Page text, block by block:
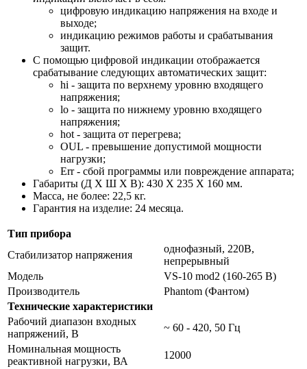
цифровую индикацию напряжения на входе и
выходе;
индикацию режимов работы и срабатывания
защит.
С помощью цифровой индикации отображается
срабатывание следующих автоматических защит:
hi - защита по верхнему уровню входящего
напряжения;
lo - защита по нижнему уровню входящего
напряжения;
hot - защита от перегрева;
OUL - превышение допустимой мощности
нагрузки;
Err - сбой программы или повреждение аппарата;
Габариты (Д Х Ш Х В): 430 X 235 X 160 мм.
Масса, не более: 22,5 кг.
Гарантия на изделие: 24 месяца.
Тип прибора
Стабилизатор напряжения
однофазный, 220В,
непрерывный
Модель
VS-10 mod2 (160-265 В)
Производитель
Phantom (Фантом)
Технические характеристики
Рабочий диапазон входных
напряжений, В
~ 60 - 420, 50 Гц
Номинальная мощность
реактивной нагрузки, ВА
12000